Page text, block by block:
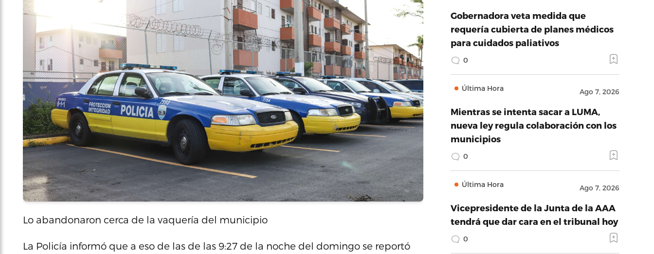
Lo abandonaron cerca de la vaquería del municipio
La Policía informó que a eso de las de las 9:27 de la noche del domingo se reportó
Gobernadora veta medida que
requería cubierta de planes médicos
para cuidados paliativos
0
Última Hora Ago 7, 2026
Mientras se intenta sacar a LUMA,
nueva ley regula colaboración con los
municipios
0
Última Hora Ago 7, 2026
Vicepresidente de la Junta de la AAA
tendrá que dar cara en el tribunal hoy
0